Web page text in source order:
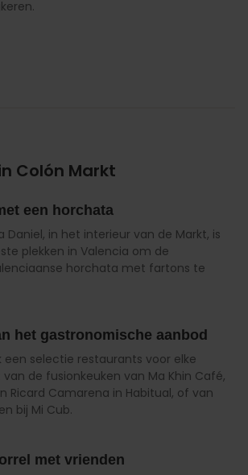
Colón Markt
een horchata
Daniel, in het interieur van de Markt, is
plekken in Valencia om de
horchata met fartons te
het gastronomische aanbod
een selectie restaurants voor elke
de fusionkeuken van Ma Khin Café,
Ricard Camarena in Habitual, of van
bij Mi Cub.
met vrienden